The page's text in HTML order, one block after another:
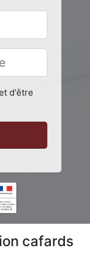
d'être
cafards